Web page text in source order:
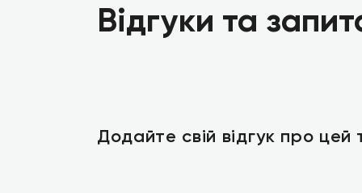
Відгуки та
Додайте свій відгук про цей